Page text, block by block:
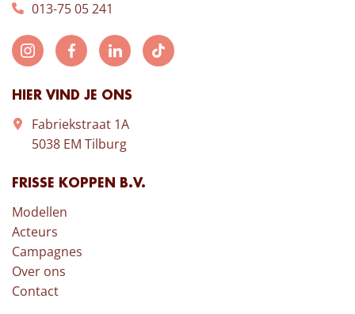
013-75 05 241
HIER VIND JE ONS
Fabriekstraat 1A
5038 EM Tilburg
FRISSE KOPPEN B.V.
Modellen
Acteurs
Campagnes
Over ons
Contact